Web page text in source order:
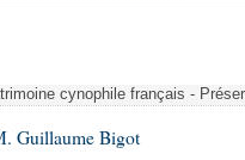
cynophile français -
Guillaume Bigot